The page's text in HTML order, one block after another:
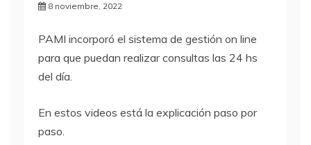
8 noviembre, 2022
PAMI incorporó el sistema de gestión on line
para que puedan realizar consultas las 24 hs
del día.
En estos videos está la explicación paso por
paso.